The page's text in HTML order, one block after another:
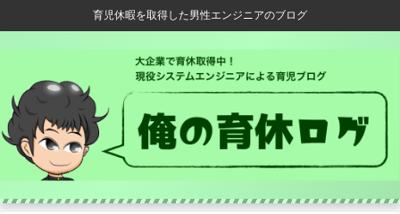
育児休暇を取得した男性エンジニアのブログ